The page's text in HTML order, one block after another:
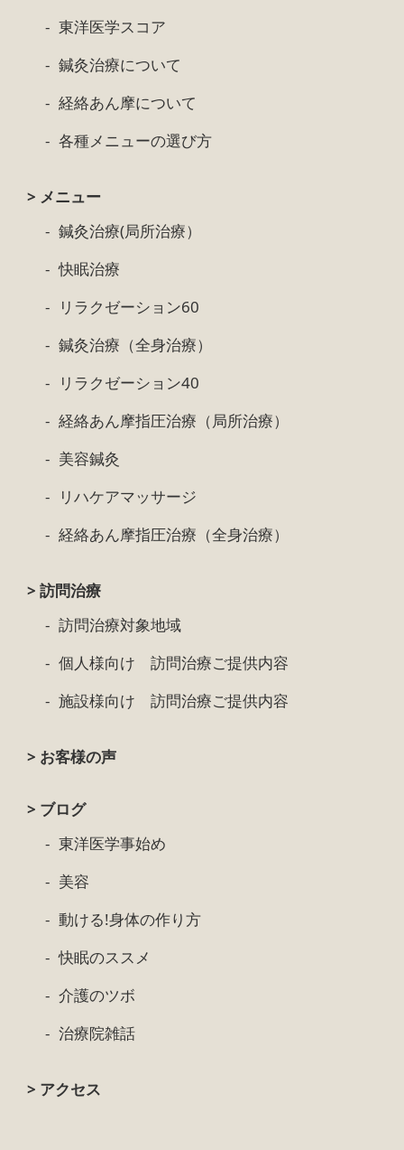
東洋医学スコア
鍼灸治療について
経絡あん摩について
各種メニューの選び方
> メニュー
鍼灸治療(局所治療）
快眠治療
リラクゼーション60
鍼灸治療（全身治療）
リラクゼーション40
経絡あん摩指圧治療（局所治療）
美容鍼灸
リハケアマッサージ
経絡あん摩指圧治療（全身治療）
> 訪問治療
訪問治療対象地域
個人様向け 訪問治療ご提供内容
施設様向け 訪問治療ご提供内容
> お客様の声
> ブログ
東洋医学事始め
美容
動ける!身体の作り方
快眠のススメ
介護のツボ
治療院雑話
> アクセス